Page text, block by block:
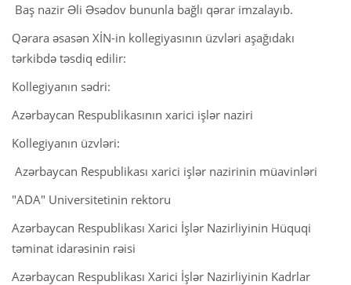
Baş nazir Əli Əsədov bununla bağlı qərar imzalayıb.
Qərara əsasən XİN-in kollegiyasının üzvləri aşağıdakı
tərkibdə təsdiq edilir:
Kollegiyanın sədri:
Azərbaycan Respublikasının xarici işlər naziri
Kollegiyanın üzvləri:
Azərbaycan Respublikası xarici işlər nazirinin müavinləri
"ADA" Universitetinin rektoru
Azərbaycan Respublikası Xarici İşlər Nazirliyinin Hüquqi
təminat idarəsinin rəisi
Azərbaycan Respublikası Xarici İşlər Nazirliyinin Kadrlar